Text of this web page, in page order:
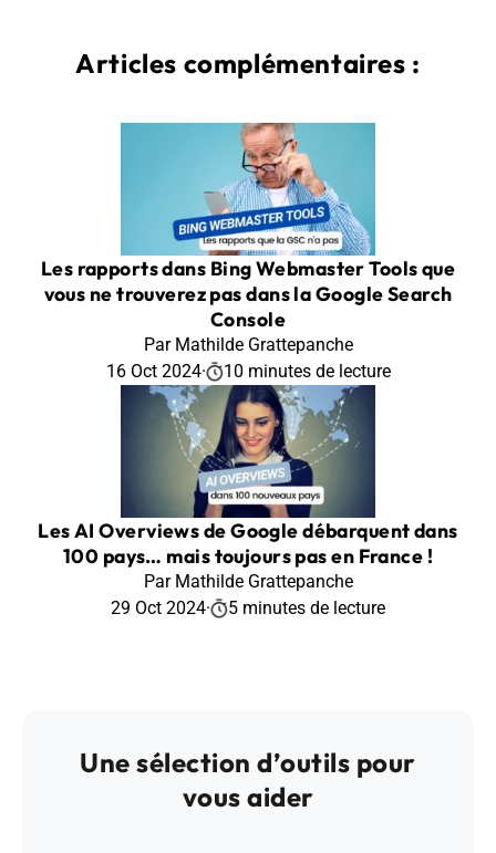
Articles complémentaires :
Les rapports dans Bing Webmaster Tools que
vous ne trouverez pas dans la Google Search
Console
Par Mathilde Grattepanche
16 Oct 2024· 10 minutes de lecture
Les AI Overviews de Google débarquent dans
100 pays… mais toujours pas en France !
Par Mathilde Grattepanche
29 Oct 2024· 5 minutes de lecture
Une sélection d’outils pour
vous aider